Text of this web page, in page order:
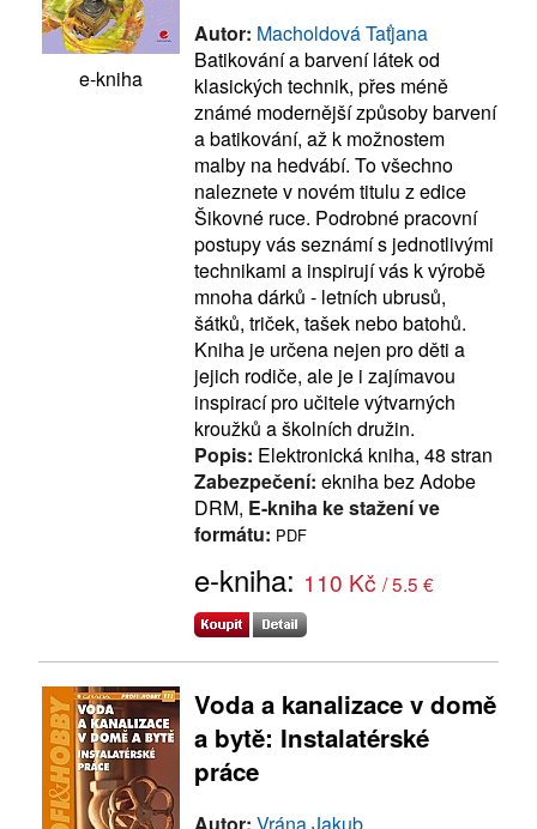
e-kniha
Autor: Macholdová Taťjana
Batikování a barvení látek od
klasických technik, přes méně
známé modernější způsoby barvení
a batikování, až k možnostem
malby na hedvábí. To všechno
naleznete v novém titulu z edice
Šikovné ruce. Podrobné pracovní
postupy vás seznámí s jednotlivými
technikami a inspirují vás k výrobě
mnoha dárků - letních ubrusů,
šátků, triček, tašek nebo batohů.
Kniha je určena nejen pro děti a
jejich rodiče, ale je i zajímavou
inspirací pro učitele výtvarných
kroužků a školních družin.
Popis: Elektronická kniha, 48 stran
Zabezpečení: ekniha bez Adobe
DRM, E-kniha ke stažení ve
formátu: PDF
e-kniha: 110 Kč / 5.5 €
Voda a kanalizace v domě
a bytě: Instalatérské
práce